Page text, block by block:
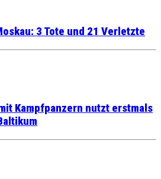
3 Tote und 21 Verletzte
Kampfpanzern nutzt erstmals